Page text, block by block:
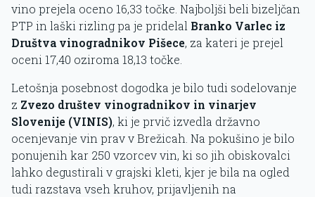
vino prejela oceno 16,33 točke. Najboljši beli bizeljčan
PTP in laški rizling pa je pridelal Branko Varlec iz
Društva vinogradnikov Pišece, za kateri je prejel
oceni 17,40 oziroma 18,13 točke.
Letošnja posebnost dogodka je bilo tudi sodelovanje
z Zvezo društev vinogradnikov in vinarjev
Slovenije (VINIS), ki je prvič izvedla državno
ocenjevanje vin prav v Brežicah. Na pokušino je bilo
ponujenih kar 250 vzorcev vin, ki so jih obiskovalci
lahko degustirali v grajski kleti, kjer je bila na ogled
tudi razstava vseh kruhov, prijavljenih na